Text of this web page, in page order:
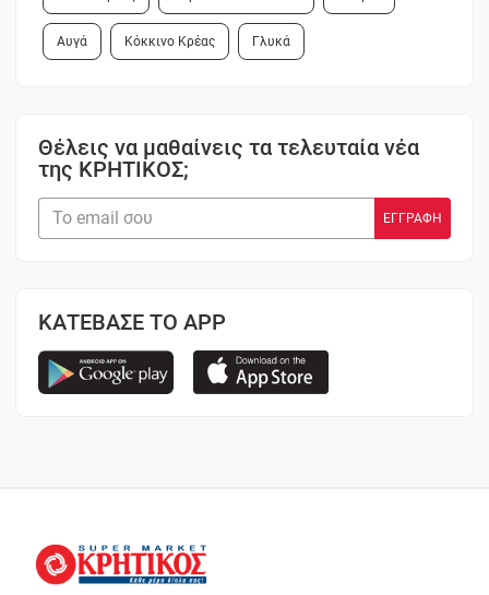
Αυγά Κόκκινο Κρέας Γλυκά
Θέλεις να μαθαίνεις τα τελευταία νέα
της ΚΡΗΤΙΚΟΣ;
ΚΑΤΕΒΑΣΕ ΤΟ APP